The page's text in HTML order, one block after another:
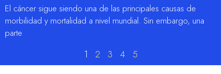
El cáncer sigue siendo una de las principales causas de
morbilidad y mortalidad a nivel mundial. Sin embargo, una
parte
1 2 3 4 5